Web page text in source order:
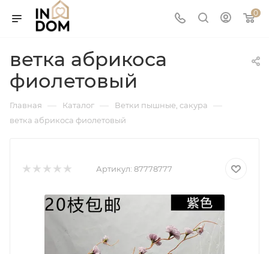
0
ветка абрикоса
фиолетовый
Главная — Каталог — Ветки пышные, сакура —
ветка абрикоса фиолетовый
Артикул: 87778777